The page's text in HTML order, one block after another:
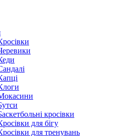
кросівки
для бігу
для тренувань